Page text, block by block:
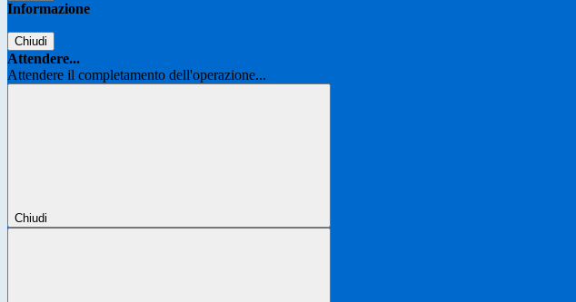
Informazione
Chiudi
Attendere...
Attendere il completamento dell'operazione...
Chiudi